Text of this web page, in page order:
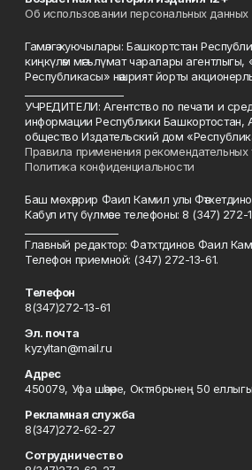
Об использовании персональных данных
Гамәлгә куючылары: Башкортстан
киңкүләм мәгълүмат чаралары агентлыгы,
Республикасы» нәшрият йорты
УЧРЕДИТЕЛИ: Агентство по печати и
информации Республики Башкортостан,
общество Издательский дом
Правила применения рекомендательных
Политика конфиденциальности
Баш мөхәррир Фаил Камил улы
Кабул итү бүлмәсе телефоны: 8 (347) 272-
Главный редактор: Фатхтдинов Фаил
Телефон приемной: (347) 272-13-61.
Телефон
8(347)272-13-61
Эл. почта
kyzyltan@mail.ru
Адрес
450079, Уфа шәһәре, Октябрьнең 50
Рекламная служба
8(347)272-62-27
Сотрудничество